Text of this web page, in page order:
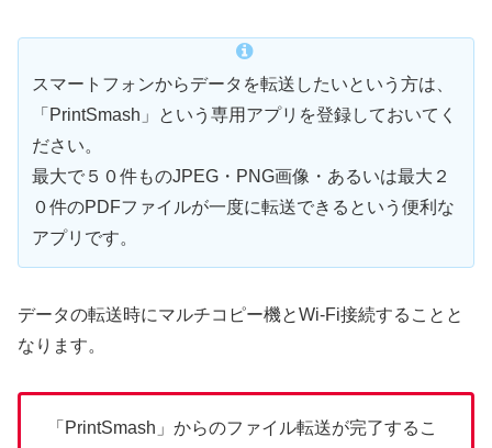
スマートフォンからデータを転送したいという方は、
「PrintSmash」という専用アプリを登録しておいてく
ださい。
最大で５０件ものJPEG・PNG画像・あるいは最大２
０件のPDFファイルが一度に転送できるという便利な
アプリです。
データの転送時にマルチコピー機とWi-Fi接続することと
なります。
「PrintSmash」からのファイル転送が完了するこ